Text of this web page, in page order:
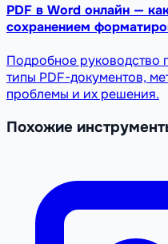
PDF в Word онлайн —
сохранением
Подробное руководство
типы PDF-документов,
проблемы и их решения.
Похожие